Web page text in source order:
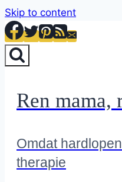
Skip to content
Ren mama,
Omdat
therapie